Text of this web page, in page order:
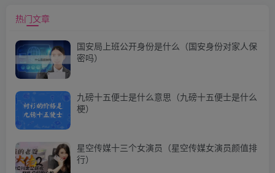
热门文章
国安局上班公开身份是什么（国安身份对家人保
密吗）
九磅十五便士是什么意思（九磅十五便士是什么
梗）
星空传媒十三个女演员（星空传媒女演员颜值排
行）